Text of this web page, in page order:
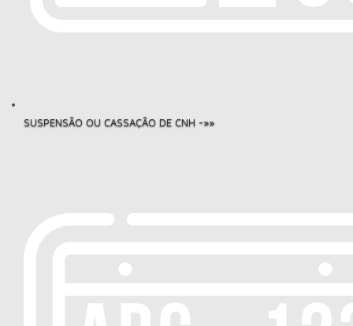
SUSPENSÃO OU CASSAÇÃO DE CNH -»»